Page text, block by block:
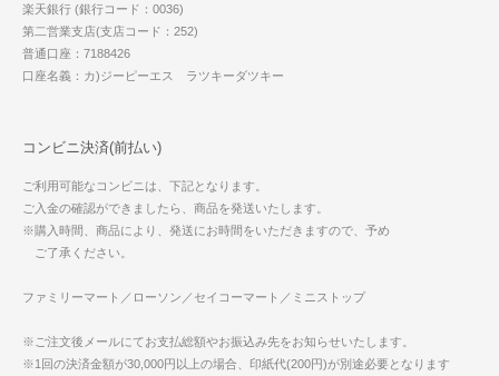
楽天銀行 (銀行コード：0036)
第二営業支店(支店コード：252)
普通口座：7188426
口座名義：カ)ジーピーエス ラツキーダツキー
コンビニ決済(前払い)
ご利用可能なコンビニは、下記となります。
ご入金の確認ができましたら、商品を発送いたします。
※購入時間、商品により、発送にお時間をいただきますので、予め
ご了承ください。
ファミリーマート／ローソン／セイコーマート／ミニストップ
※ご注文後メールにてお支払総額やお振込み先をお知らせいたします。
※1回の決済金額が30,000円以上の場合、印紙代(200円)が別途必要となります